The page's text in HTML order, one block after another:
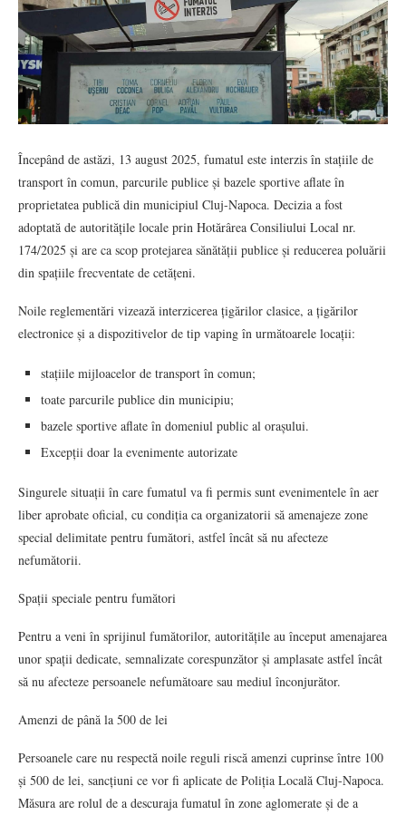
Începând de astăzi, 13 august 2025, fumatul este interzis în stațiile de
transport în comun, parcurile publice și bazele sportive aflate în
proprietatea publică din municipiul Cluj-Napoca. Decizia a fost
adoptată de autoritățile locale prin Hotărârea Consiliului Local nr.
174/2025 și are ca scop protejarea sănătății publice și reducerea poluării
din spațiile frecventate de cetățeni.
Noile reglementări vizează interzicerea țigărilor clasice, a țigărilor
electronice și a dispozitivelor de tip vaping în următoarele locații:
stațiile mijloacelor de transport în comun;
toate parcurile publice din municipiu;
bazele sportive aflate în domeniul public al orașului.
Excepții doar la evenimente autorizate
Singurele situații în care fumatul va fi permis sunt evenimentele în aer
liber aprobate oficial, cu condiția ca organizatorii să amenajeze zone
special delimitate pentru fumători, astfel încât să nu afecteze
nefumătorii.
Spații speciale pentru fumători
Pentru a veni în sprijinul fumătorilor, autoritățile au început amenajarea
unor spații dedicate, semnalizate corespunzător și amplasate astfel încât
să nu afecteze persoanele nefumătoare sau mediul înconjurător.
Amenzi de până la 500 de lei
Persoanele care nu respectă noile reguli riscă amenzi cuprinse între 100
și 500 de lei, sancțiuni ce vor fi aplicate de Poliția Locală Cluj-Napoca.
Măsura are rolul de a descuraja fumatul în zone aglomerate și de a